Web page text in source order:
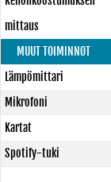
mittaus
MUUT TOIMINNOT
Lämpömittari
Mikrofoni
Kartat
Spotify-tuki